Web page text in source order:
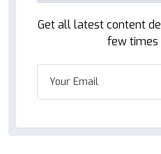
Get all latest content
few times